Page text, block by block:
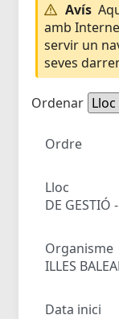
Avís
amb
servir un
seves
Ordenar
Ordre
Lloc
DE GESTIÓ
Organisme
ILLES
Data inici